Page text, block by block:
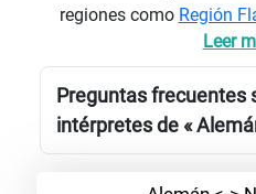
regiones como Región
Leer
Preguntas frecuentes
intérpretes de «